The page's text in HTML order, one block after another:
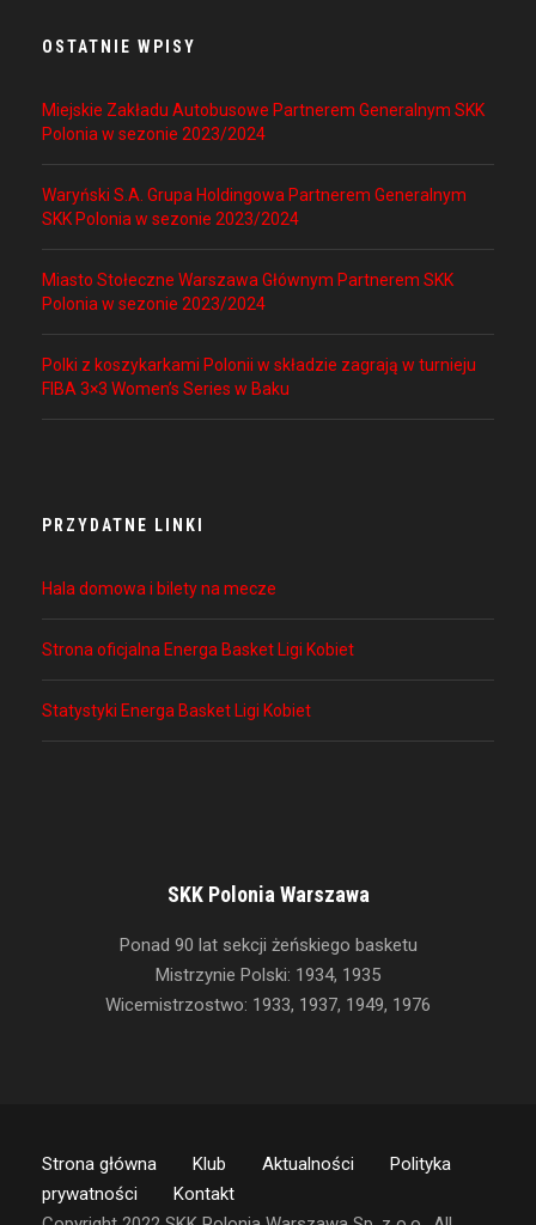
OSTATNIE WPISY
Miejskie Zakładu Autobusowe Partnerem Generalnym SKK
Polonia w sezonie 2023/2024
Waryński S.A. Grupa Holdingowa Partnerem Generalnym
SKK Polonia w sezonie 2023/2024
Miasto Stołeczne Warszawa Głównym Partnerem SKK
Polonia w sezonie 2023/2024
Polki z koszykarkami Polonii w składzie zagrają w turnieju
FIBA 3×3 Women’s Series w Baku
PRZYDATNE LINKI
Hala domowa i bilety na mecze
Strona oficjalna Energa Basket Ligi Kobiet
Statystyki Energa Basket Ligi Kobiet
SKK Polonia Warszawa
Ponad 90 lat sekcji żeńskiego basketu
Mistrzynie Polski: 1934, 1935
Wicemistrzostwo: 1933, 1937, 1949, 1976
Strona główna Klub Aktualności
Polityka
prywatności
Kontakt